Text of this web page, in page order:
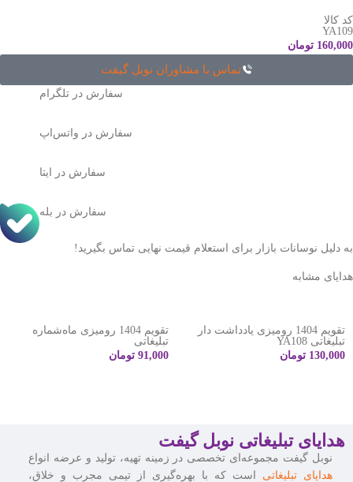
کد کالا
YA109
160,000 تومان
تماس با مشاوران نوبل گیفت
سفارش در تلگرام
سفارش در واتس‌اپ
سفارش در ایتا
سفارش در بله
به دلیل نوسانات بازار برای استعلام قیمت نهایی تماس بگیرید!
هدایای مشابه
تقویم 1404 رومیزی یادداشت دار
تبلیغاتی YA108
130,000 تومان
تقویم 1404 رومیزی ماه‌شماره
تبلیغاتی
91,000 تومان
هدایای تبلیغاتی نوبل گیفت
نوبل گیفت مجموعه‌ای تخصصی در زمینه تهیه، تولید و عرضه انواع
هدایای تبلیغاتی است که با بهره‌گیری از تیمی مجرب و خلاق،